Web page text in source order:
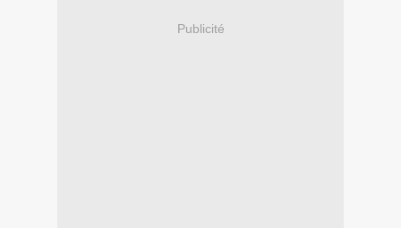
Publicité